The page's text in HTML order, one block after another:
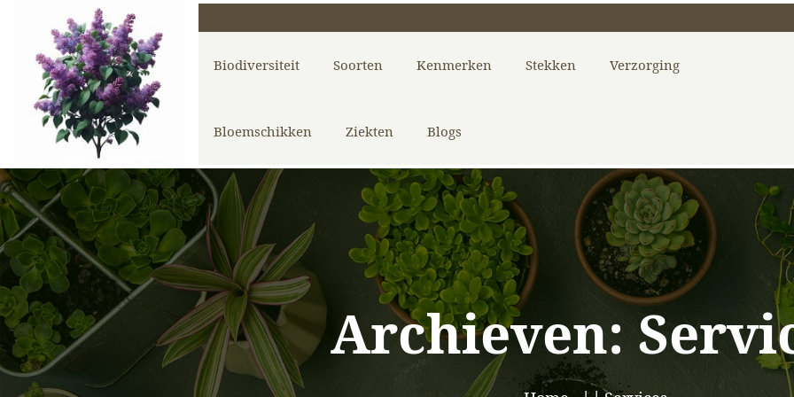
Biodiversiteit Soorten Kenmerken Stekken Verzorging
Bloemschikken Ziekten Blogs
Archieven: